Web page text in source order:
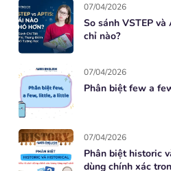
07/04/2026
So sánh VSTEP
chỉ nào?
07/04/2026
Phân biệt few a
07/04/2026
Phân biệt historic
dùng chính xác